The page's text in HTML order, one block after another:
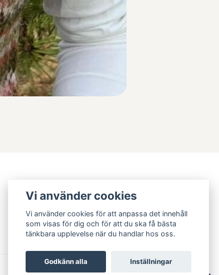
Vi använder cookies
Vi använder cookies för att anpassa det innehåll
som visas för dig och för att du ska få bästa
tänkbara upplevelse när du handlar hos oss.
Godkänn alla Inställningar